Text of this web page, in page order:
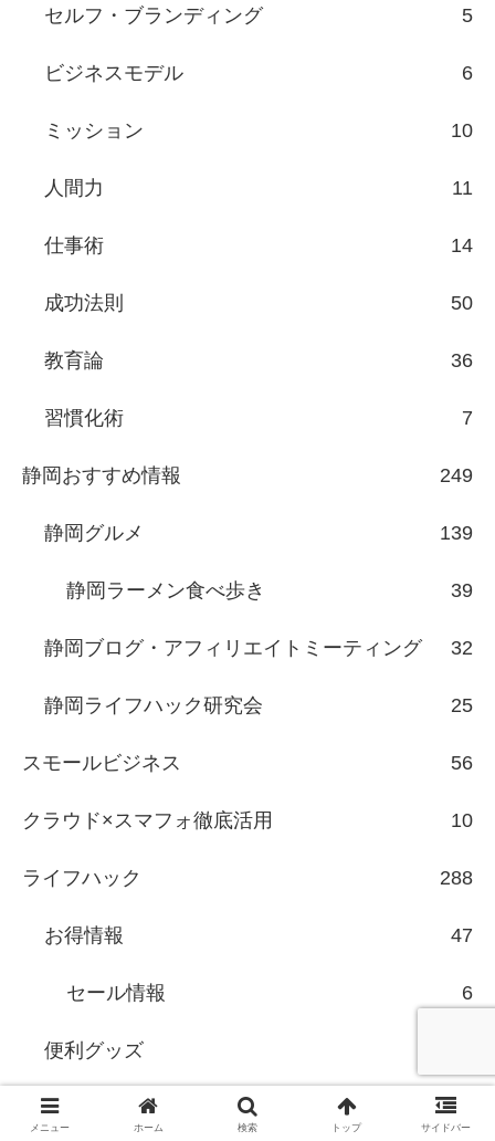
セルフ・ブランディング 5
ビジネスモデル 6
ミッション 10
人間力 11
仕事術 14
成功法則 50
教育論 36
習慣化術 7
静岡おすすめ情報 249
静岡グルメ 139
静岡ラーメン食べ歩き 39
静岡ブログ・アフィリエイトミーティング 32
静岡ライフハック研究会 25
スモールビジネス 56
クラウド×スマフォ徹底活用 10
ライフハック 288
お得情報 47
セール情報 6
便利グッズ
健康 91
メニュー ホーム 検索 トップ サイドバー